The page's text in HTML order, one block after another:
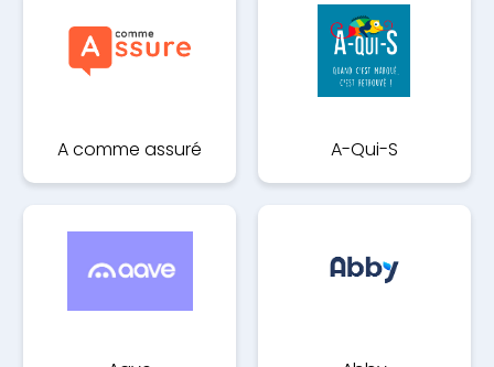
A comme assuré A-Qui-S